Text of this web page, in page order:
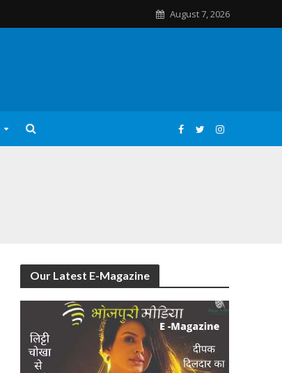
August 7, 2026
Our Latest E-Magazine